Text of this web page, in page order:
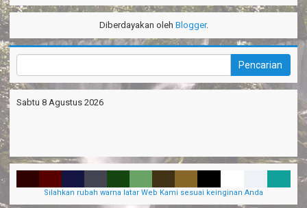
Diberdayakan oleh Blogger.
Sabtu 8 Agustus 2026
Silahkan rubah warna latar Web Kami sesuai keinginan Anda